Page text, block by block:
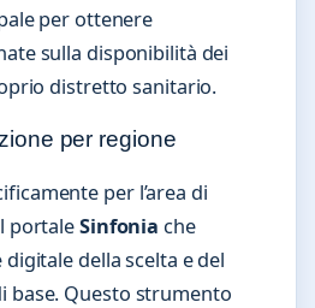
per ottenere
sulla disponibilità dei
distretto sanitario.
per regione
per l’area di
portaleSinfonia che
della scelta e del
base. Questo strumento